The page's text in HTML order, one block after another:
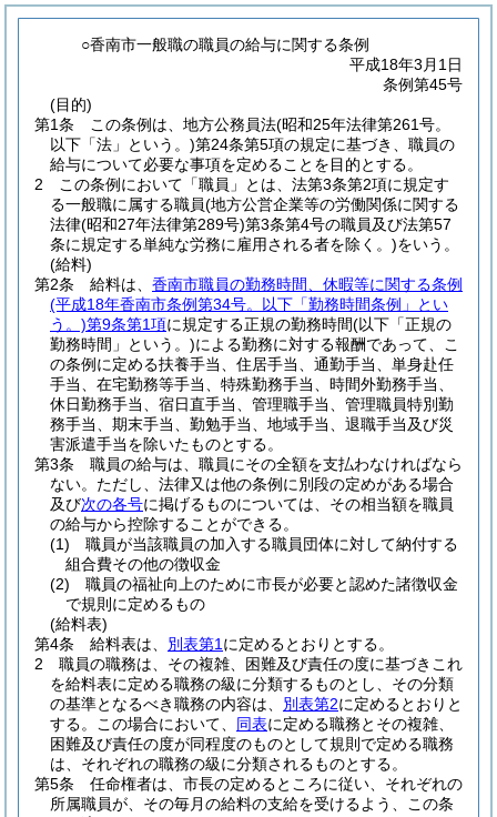
○香南市一般職の職員の給与に関する条例
平成18年3月1日
条例第45号
(目的)
第1条
この条例は、地方公務員法(昭和25年法律第261号。
以下「法」という。)第24条第5項の規定に基づき、職員の
給与について必要な事項を定めることを目的とする。
2
この条例において「職員」とは、法第3条第2項に規定す
る一般職に属する職員(地方公営企業等の労働関係に関する
法律(昭和27年法律第289号)第3条第4号の職員及び法第57
条に規定する単純な労務に雇用される者を除く。)をいう。
(給料)
第2条
給料は、 香南市職員の勤務時間、休暇等に関する条例
(平成18年香南市条例第34号。以下「勤務時間条例」とい
う。)第9条第1項に規定する正規の勤務時間(以下「正規の
勤務時間」という。)による勤務に対する報酬であって、こ
の条例に定める扶養手当、住居手当、通勤手当、単身赴任
手当、在宅勤務等手当、特殊勤務手当、時間外勤務手当、
休日勤務手当、宿日直手当、管理職手当、管理職員特別勤
務手当、期末手当、勤勉手当、地域手当、退職手当及び災
害派遣手当を除いたものとする。
第3条
職員の給与は、職員にその全額を支払わなければなら
ない。 ただし、法律又は他の条例に別段の定めがある場合
及び次の各号に掲げるものについては、その相当額を職員
の給与から控除することができる。
(1)
職員が当該職員の加入する職員団体に対して納付する
組合費その他の徴収金
(2)
職員の福祉向上のために市長が必要と認めた諸徴収金
で規則に定めるもの
(給料表)
第4条
給料表は、 別表第1 に定めるとおりとする。
2
職員の職務は、その複雑、困難及び責任の度に基づきこれ
を給料表に定める職務の級に分類するものとし、その分類
の基準となるべき職務の内容は、 別表第2に定めるとおりと
する。
この場合において、 同表に定める職務とその複雑、
困難及び責任の度が同程度のものとして規則で定める職務
は、それぞれの職務の級に分類されるものとする。
第5条
任命権者は、市長の定めるところに従い、それぞれの
所属職員が、その毎月の給料の支給を受けるよう、この条